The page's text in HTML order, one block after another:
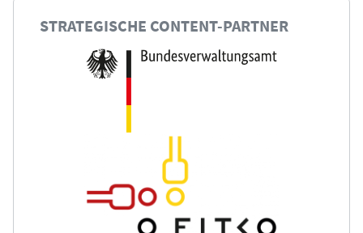
STRATEGISCHE CONTENT-PARTNER